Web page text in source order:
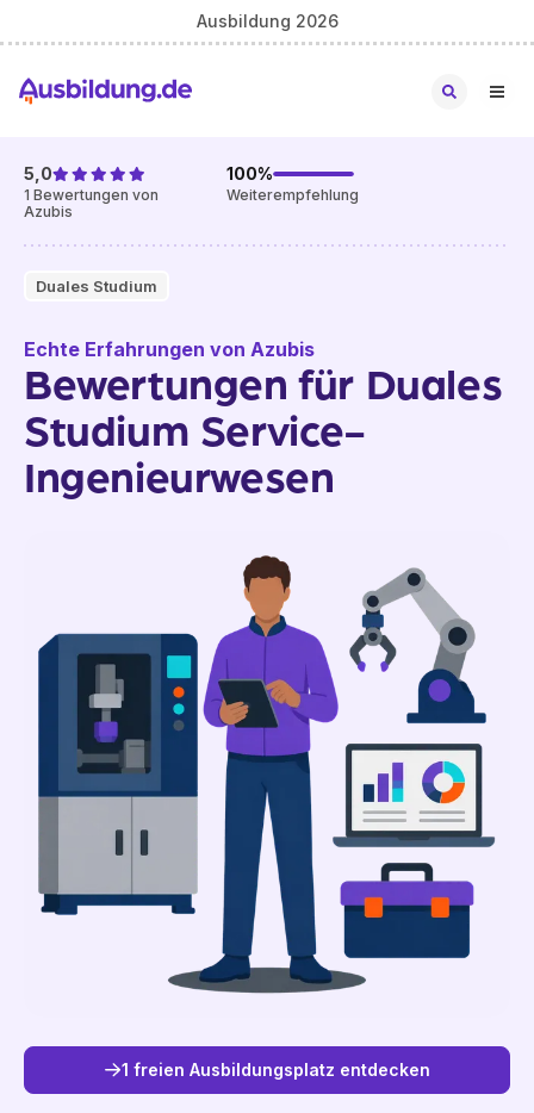
Ausbildung 2026
Duales Studium
5,0
1 Bewertungen von
Azubis
100%
Weiterempfehlung
Echte Erfahrungen von Azubis
Bewertungen für Duales
Studium Service-
Ingenieurwesen
1 freien Ausbildungsplatz entdecken